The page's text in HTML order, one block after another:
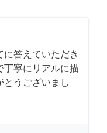
答えていただき
丁寧にリアルに描
とうございまし